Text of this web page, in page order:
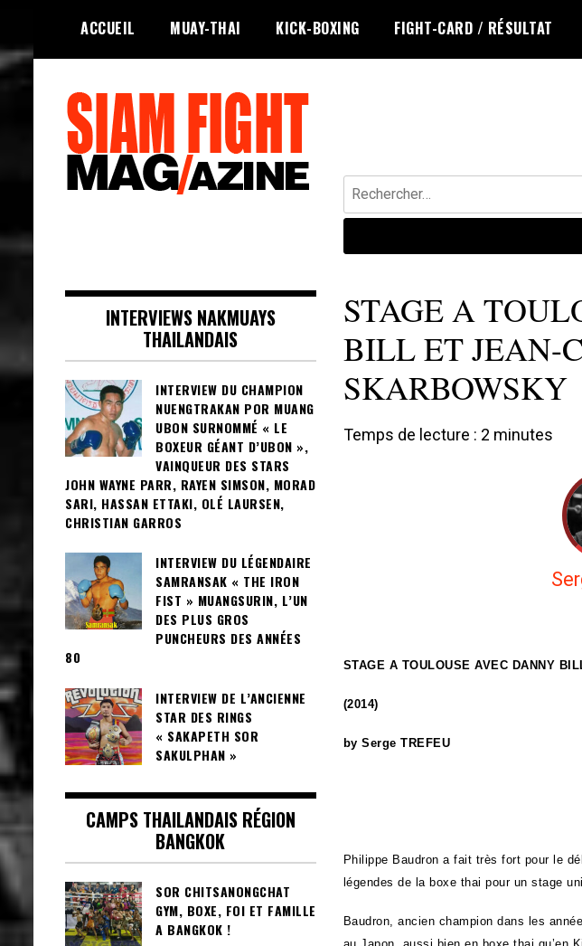
content
ACCUEIL MUAY-THAI KICK-BOXING FIGHT-CARD / RÉSULTAT
Rechercher :
STAGE A
BILL ET JEAN-
SKARBOWSKY
Temps de lecture : 2 minutes
STAGE A TOULOUSE AVEC DANNY
(2014)
by Serge TREFEU
Philippe Baudron a fait très fort pour le
légendes de la boxe thai pour un stage
Baudron, ancien champion dans les
INTERVIEWS NAKMUAYS
THAILANDAIS
INTERVIEW DU CHAMPION
NUENGTRAKAN POR MUANG
UBON SURNOMMÉ « LE
BOXEUR GÉANT D’UBON »,
VAINQUEUR DES STARS
JOHN WAYNE PARR, RAYEN SIMSON, MORAD
SARI, HASSAN ETTAKI, OLÉ LAURSEN,
CHRISTIAN GARROS
INTERVIEW DU LÉGENDAIRE
SAMRANSAK « THE IRON
FIST » MUANGSURIN, L’UN
DES PLUS GROS
PUNCHEURS DES ANNÉES
80
INTERVIEW DE L’ANCIENNE
STAR DES RINGS
« SAKAPETH SOR
SAKULPHAN »
CAMPS THAILANDAIS RÉGION
BANGKOK
SOR CHITSANONGCHAT
GYM, BOXE, FOI ET FAMILLE
A BANGKOK !